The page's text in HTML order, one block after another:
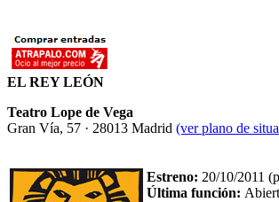
EL REY LEÓN
Teatro Lope de Vega
Gran Vía, 57 · 28013 Madrid (ver plano de
Estreno: 20/10/2011
Última función: